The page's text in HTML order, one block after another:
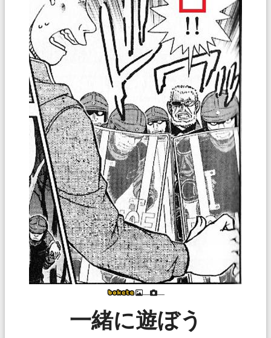
一緒に遊ぼう